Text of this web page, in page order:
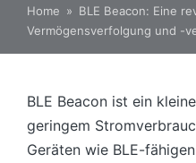
Home » BLE Beacon: Eine
Vermögensverfolgung und -
BLE Beacon ist ein
geringem
Geräten wie BLE-